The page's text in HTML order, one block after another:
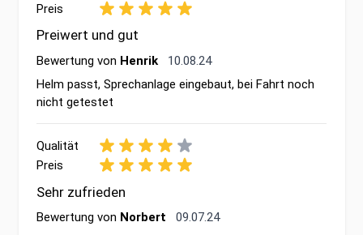
Preis
Preiwert und gut
Bewertung von Henrik 10. August 2024
10.08.24
Helm passt, Sprechanlage eingebaut, bei Fahrt noch
nicht getestet
Qualität
Preis
Sehr zufrieden
Bewertung von Norbert 9. Juli 2024
09.07.24